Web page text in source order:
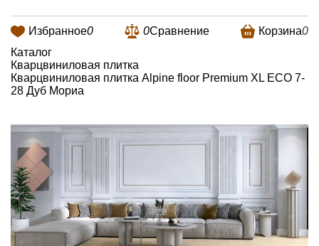
Избранное0 0Сравнение Корзина0
Каталог
Кварцвиниловая плитка
Кварцвиниловая плитка Alpine floor Premium XL ECO 7-
28 Дуб Мориа